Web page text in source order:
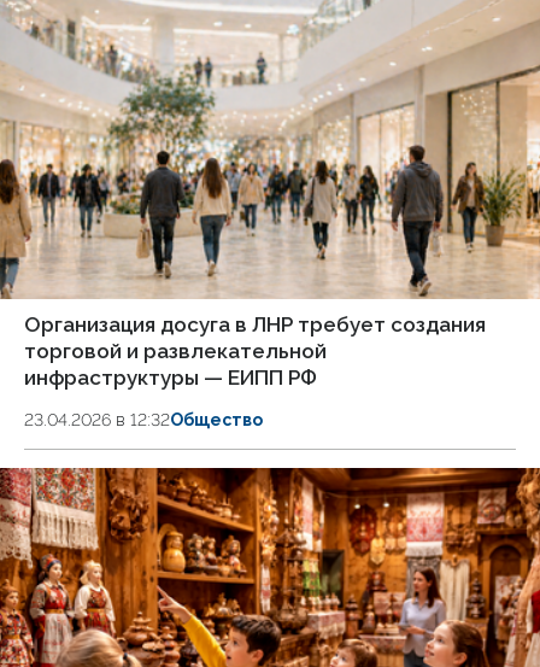
Организация досуга в ЛНР требует создания
торговой и развлекательной
инфраструктуры — ЕИПП РФ
23.04.2026 в 12:32Общество